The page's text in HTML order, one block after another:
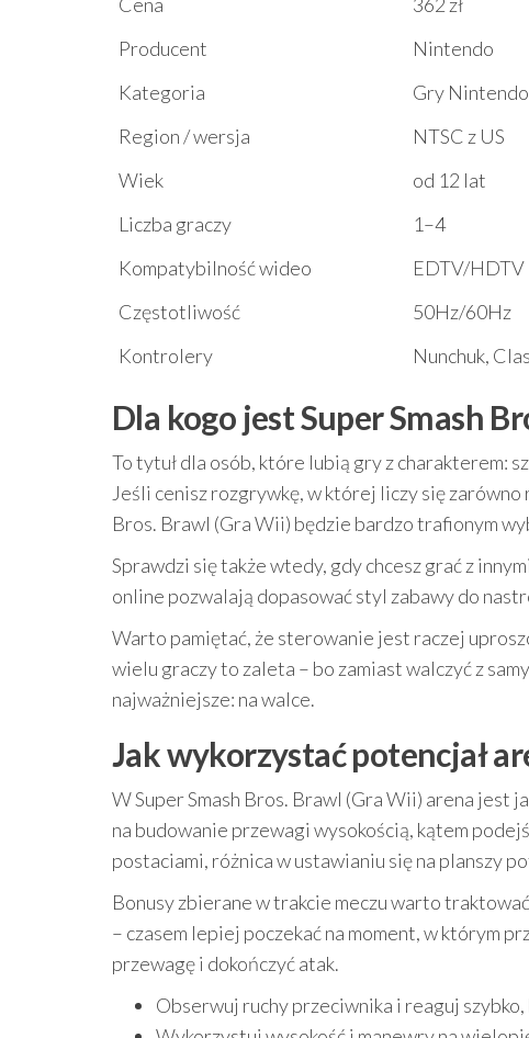
Producent
Nintendo
Kategoria
Gry
Region / wersja
NTSC z US
Wiek
od 12 lat
Liczba graczy
1–4
Kompatybilność wideo
EDTV/HDTV
Częstotliwość
50Hz/60Hz
Kontrolery
Nunchuk,
Dla kogo jest Super Smash
To tytuł dla osób, które lubią gry z charakterem:
Jeśli cenisz rozgrywkę, w której liczy się
Bros. Brawl (Gra Wii) będzie bardzo trafionym
Sprawdzi się także wtedy, gdy chcesz grać z
online pozwalają dopasować styl zabawy do
Warto pamiętać, że sterowanie jest raczej
wielu graczy to zaleta – bo zamiast walczyć z
najważniejsze: na walce.
Jak wykorzystać potencjał
W Super Smash Bros. Brawl (Gra Wii) arena
na budowanie przewagi wysokością, kątem
postaciami, różnica w ustawianiu się na planszy
Bonusy zbierane w trakcie meczu warto
– czasem lepiej poczekać na moment, w którym
przewagę i dokończyć atak.
Obserwuj ruchy przeciwnika i reaguj